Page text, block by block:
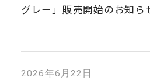
グレー」販売開始のお知ら
2026年6月22日